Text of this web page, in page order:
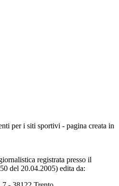
per i siti sportivi - pagina creata in
registrata presso il
del 20.04.2005) edita da: